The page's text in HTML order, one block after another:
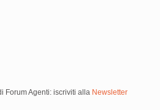
Forum Agenti: iscriviti alla Newsletter